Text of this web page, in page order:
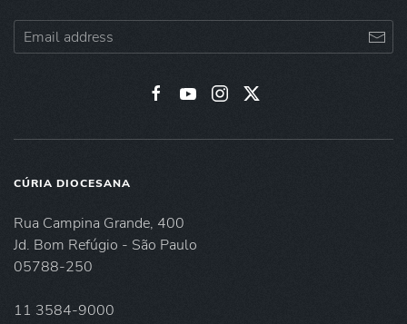
CÚRIA DIOCESANA
Rua Campina Grande, 400
Jd. Bom Refúgio - São Paulo
05788-250
11 3584-9000